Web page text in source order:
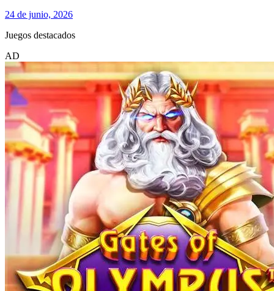
24 de junio, 2026
Juegos destacados
AD